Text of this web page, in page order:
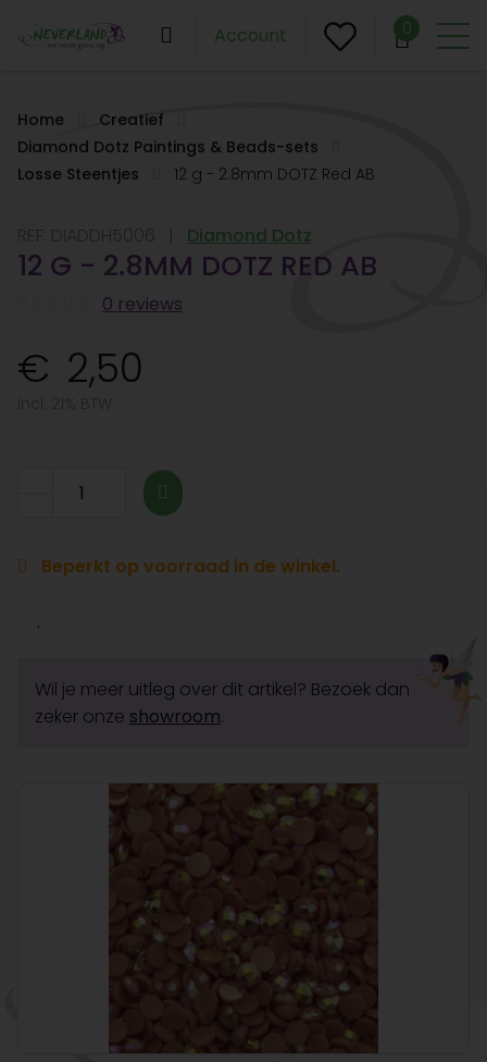
Account 0
Home
Creatief
Diamond Dotz Paintings & Beads-sets
Losse Steentjes
12 g - 2.8mm DOTZ Red AB
Diamond Dotz
12 G - 2.8MM DOTZ RED AB
0 reviews
2,50
Beperkt op voorraad in de winkel.
Wil je meer uitleg over dit artikel? Bezoek dan
zeker onze showroom.